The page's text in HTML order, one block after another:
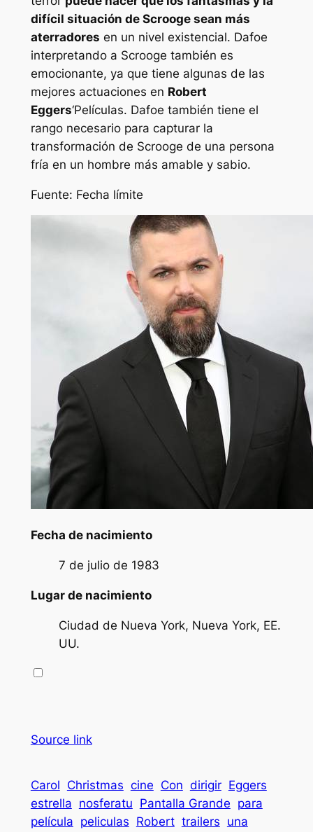
difícil situación de Scrooge sean más
aterradores en un nivel existencial. Dafoe
interpretando a Scrooge también es
emocionante, ya que tiene algunas de las
mejores actuaciones en Robert
Eggers‘Películas. Dafoe también tiene el
rango necesario para capturar la
transformación de Scrooge de una persona
fría en un hombre más amable y sabio.
Fuente: Fecha límite
Fecha de nacimiento
7 de julio de 1983
Lugar de nacimiento
Ciudad de Nueva York, Nueva York, EE.
UU.
Source link
Carol Christmas cine Con dirigir Eggers
estrella nosferatu Pantalla Grande para
película peliculas Robert trailers una